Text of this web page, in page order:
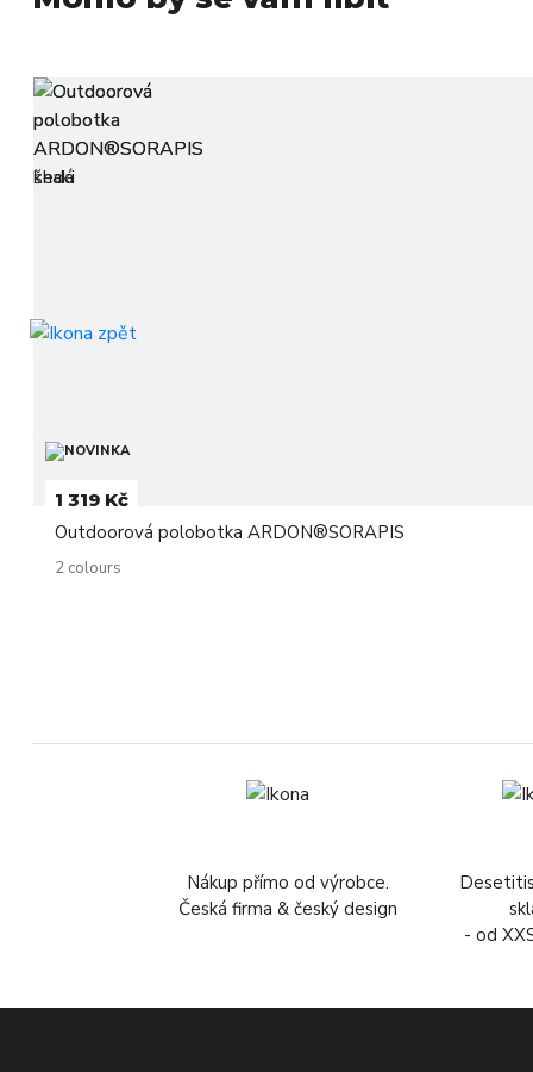
1 319 Kč
Outdoorová polobotka ARDON®SORAPIS
2 colours
Nákup přímo od výrobce.
Česká firma & český design
- od